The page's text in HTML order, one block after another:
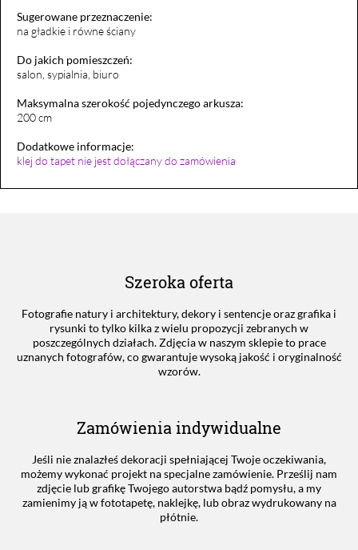
Sugerowane przeznaczenie:
na gładkie i równe ściany
Do jakich pomieszczeń:
salon, sypialnia, biuro
Maksymalna szerokość pojedynczego arkusza:
200 cm
Dodatkowe informacje:
klej do tapet nie jest dołączany do zamówienia
Szeroka oferta
Fotografie natury i architektury, dekory i sentencje oraz grafika i
rysunki to tylko kilka z wielu propozycji zebranych w
poszczególnych działach. Zdjęcia w naszym sklepie to prace
uznanych fotografów, co gwarantuje wysoką jakość i oryginalność
wzorów.
Zamówienia indywidualne
Jeśli nie znalazłeś dekoracji spełniającej Twoje oczekiwania,
możemy wykonać projekt na specjalne zamówienie. Prześlij nam
zdjęcie lub grafikę Twojego autorstwa bądź pomysłu, a my
zamienimy ją w fototapetę, naklejkę, lub obraz wydrukowany na
płótnie.